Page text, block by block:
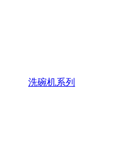
洗碗机系列